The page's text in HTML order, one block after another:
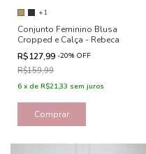
+1
Conjunto Feminino Blusa
Cropped e Calça - Rebeca
R$127,99 -20% OFF
R$159,99
6 x de R$21,33 sem juros
Comprar